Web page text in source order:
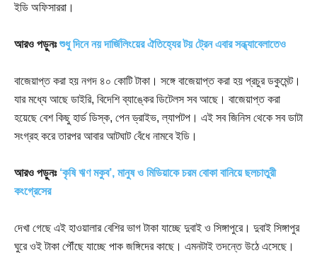
ইডি অফিসাররা।
আরও পড়ুনঃশুধু দিনে নয় দার্জিলিংয়ের ঐতিহ্যের টয় ট্রেন এবার সন্ধ্যাবেলাতেও
বাজেয়াপ্ত করা হয় নগদ ৪০ কোটি টাকা। সঙ্গে বাজেয়াপ্ত করা হয় প্রচুর ডকুমেন্ট।
যার মধ্যে আছে ডাইরি, বিদেশি ব্যাঙ্কের ডিটেলস সব আছে। বাজেয়াপ্ত করা
হয়েছে বেশ কিছু হার্ড ডিস্ক, পেন ড্রাইভ, ল্যাপটপ। এই সব জিনিস থেকে সব ডাটা
সংগ্রহ করে তারপর আবার আটঘাট বেঁধে নামবে ইডি।
আরও পড়ুনঃ ‘কৃষি ঋণ মকুব’, মানুষ ও মিডিয়াকে চরম বোকা বানিয়ে ছলচাতুরী
কংগ্রেসের
দেখা গেছে এই হাওয়ালার বেশির ভাগ টাকা যাচ্ছে দুবাই ও সিঙ্গাপুরে। দুবাই সিঙ্গাপুর
ঘুরে ওই টাকা পৌঁছে যাচ্ছে পাক জঙ্গিদের কাছে। এমনটাই তদন্তে উঠে এসেছে।